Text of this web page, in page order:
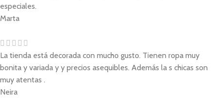
especiales.
Marta
La tienda está decorada con mucho gusto. Tienen ropa muy
bonita y variada y y precios asequibles. Además la s chicas son
muy atentas .
Neira